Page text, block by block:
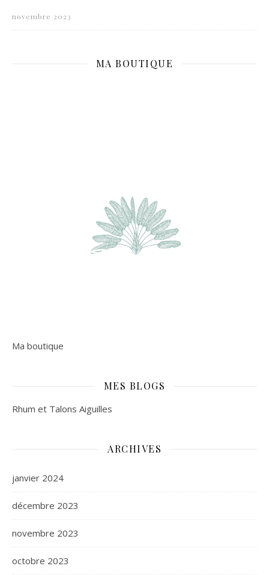
novembre 2023
MA BOUTIQUE
Ma boutique
MES BLOGS
Rhum et Talons Aiguilles
ARCHIVES
janvier 2024
décembre 2023
novembre 2023
octobre 2023